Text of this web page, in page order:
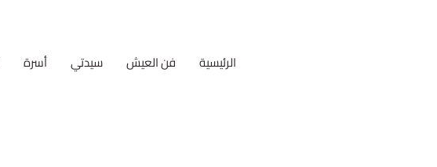
الرئيسية فن العيش سيدتي أسرة